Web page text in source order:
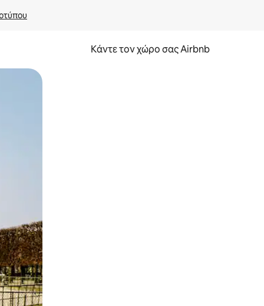
Κάντε τον χώρο σας Airbnb
εξερευνήσετε με την αφή ή να τη σύρετε με τα δάχτυλα.